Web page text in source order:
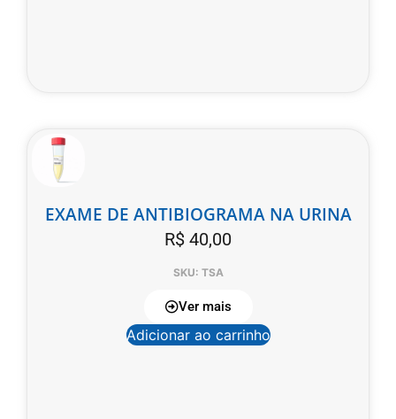
EXAME DE ANTIBIOGRAMA NA URINA
R$ 40,00
SKU: TSA
Ver mais
Adicionar ao carrinho